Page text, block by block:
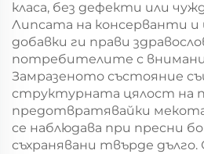
класа, без дефекти или
Липсата на консерванти и
добавки ги прави
потребителите с
Замразеното състояние
структурната цялост на
предотвратявайки
се наблюдава при пресни
съхранявани твърде дълго.